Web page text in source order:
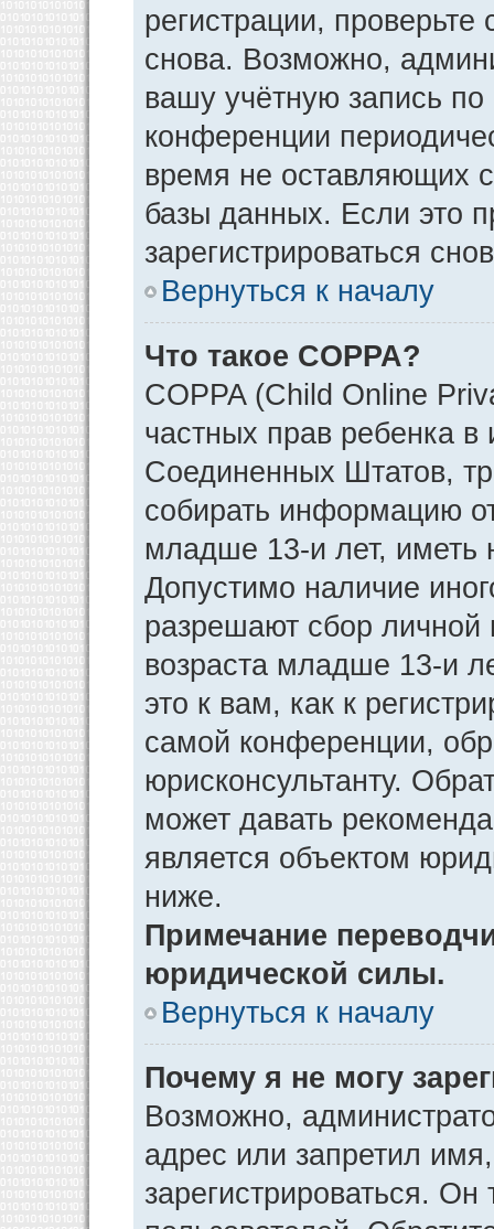
регистрации,
снова. Возможно,
вашу учётную запись
конференции
время не оставляющих
базы данных. Если это
зарегистрироваться
Вернуться к началу
Что такое COPPA?
COPPA (Child Online
частных прав ребенка в
Соединенных Штатов,
собирать информацию
младше 13-и лет, иметь
Допустимо наличие
разрешают сбор
возраста младше 13-и
это к вам, как к
самой конференции,
юрисконсультанту.
может давать
является объектом
ниже.
Примечание
юридической силы.
Вернуться к началу
Почему я не могу
Возможно,
адрес или запретил
зарегистрироваться.